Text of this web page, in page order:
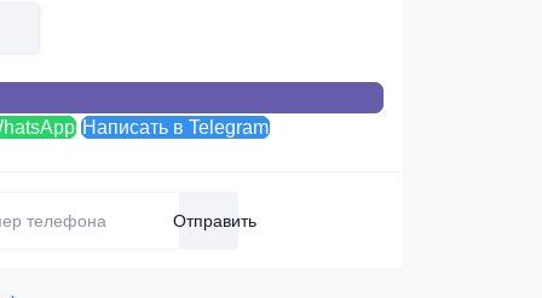
Написать в Telegram
Отправить